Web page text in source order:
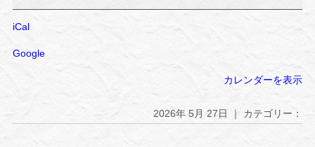
iCal
Google
カレンダーを表示
2026年 5月 27日 ｜ カテゴリー：